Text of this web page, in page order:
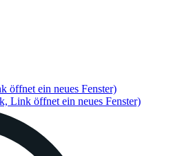
öffnet ein neues Fenster)
Link öffnet ein neues Fenster)